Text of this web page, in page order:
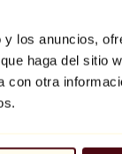
los anuncios,
haga del sitio
otra